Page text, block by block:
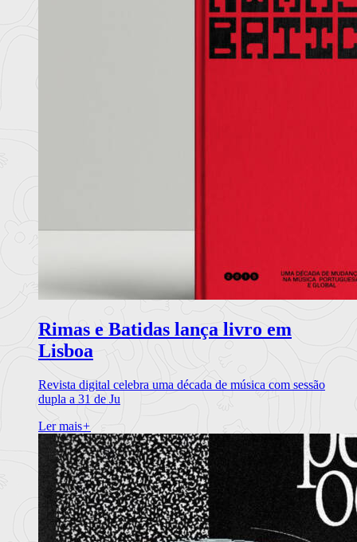
Rimas e Batidas lança livro em
Lisboa
Revista digital celebra uma década de música com sessão
dupla a 31 de Ju
Ler mais+